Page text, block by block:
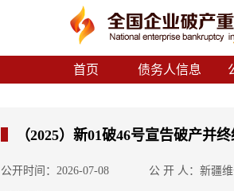
首页 债务人信息
（2025）新01破46号宣告破产并
公开时间：2026-07-08 公 开 人：新疆